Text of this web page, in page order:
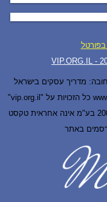
מדריך עסקים בישראל
"vip.org.il" כל הזכויות על www.he.vip.org.il באתר וחומרים להציב בה נמצאים
בבעלות וויב טיים 2009 בע"מ חברת וויב טיים 2009 בע"מ אינה אחראית טקסט